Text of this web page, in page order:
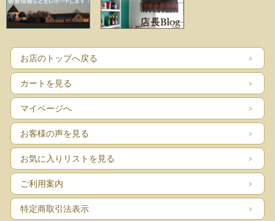
お店のトップへ戻る
カートを見る
マイページへ
お客様の声を見る
お気に入りリストを見る
ご利用案内
特定商取引法表示